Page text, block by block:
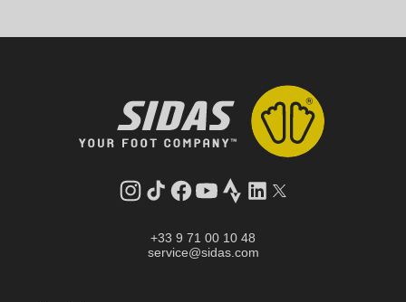
Instagram
Tik
Facebook
YouTube
StravaLinkedInTwitter
+33 9 71 00 10 48
service@sidas.com